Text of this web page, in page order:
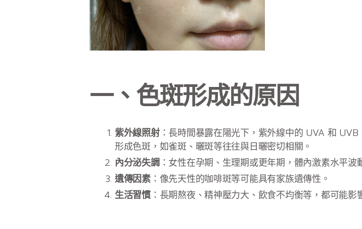
一、色斑形成的原因
紫外線照射：長時間暴露在陽光下，紫外線中的 UVA 和
形成色斑，如雀斑、曬斑等往往與日曬密切相關。
內分泌失調：女性在孕期、生理期或更年期，體內激素水平波
遺傳因素：像先天性的咖啡斑等可能具有家族遺傳性。
生活習慣：長期熬夜、精神壓力大、飲食不均衡等，都可能影